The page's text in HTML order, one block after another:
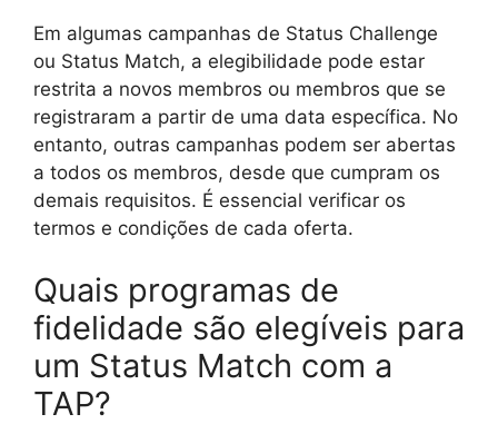
Em algumas campanhas de Status Challenge
ou Status Match, a elegibilidade pode estar
restrita a novos membros ou membros que se
registraram a partir de uma data específica. No
entanto, outras campanhas podem ser abertas
a todos os membros, desde que cumpram os
demais requisitos. É essencial verificar os
termos e condições de cada oferta.
Quais programas de
fidelidade são elegíveis para
um Status Match com a
TAP?